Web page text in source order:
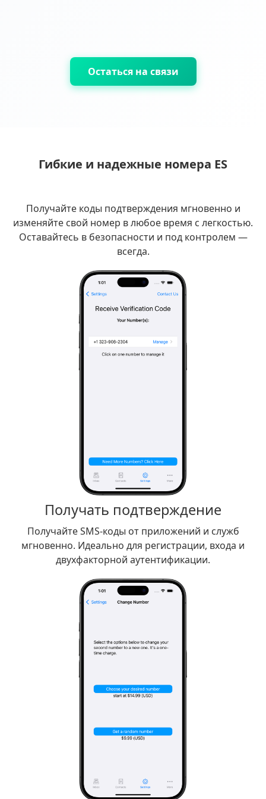
Остаться на связи
Гибкие и надежные номера ES
Получайте коды подтверждения мгновенно и
изменяйте свой номер в любое время с легкостью.
Оставайтесь в безопасности и под контролем —
всегда.
Получать подтверждение
Получайте SMS-коды от приложений и служб
мгновенно. Идеально для регистрации, входа и
двухфакторной аутентификации.